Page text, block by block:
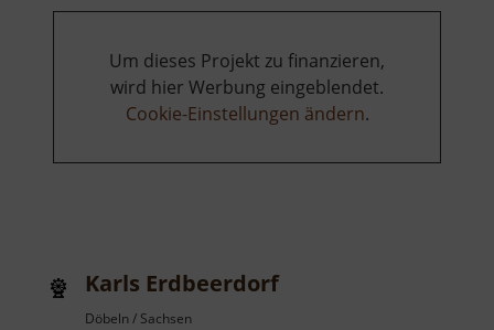
Um dieses Projekt zu finanzieren,
wird hier Werbung eingeblendet.
Cookie-Einstellungen ändern.
Karls Erdbeerdorf
Döbeln / Sachsen